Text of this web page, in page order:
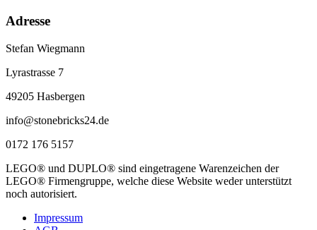
Adresse
Stefan Wiegmann
Lyrastrasse 7
49205 Hasbergen
info@stonebricks24.de
0172 176 5157
LEGO® und DUPLO® sind eingetragene Warenzeichen der
LEGO® Firmengruppe, welche diese Website weder unterstützt
noch autorisiert.
Impressum